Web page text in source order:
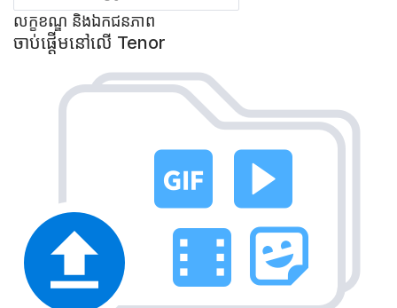
លក្ខខណ្ឌ និងឯកជនភាព
ចាប់ផ្ដើមនៅលើ Tenor